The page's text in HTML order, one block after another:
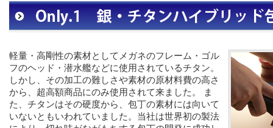
軽量・高剛性の素材としてメガネのフレーム・ゴル
フのヘッド・潜水艦などに使用されているチタン。
しかし、その加工の難しさや素材の原材料費の高さ
から、超高額商品にのみ使用されて来ました。 ま
た、チタンはその硬度から、包丁の素材には向いて
いないともいわれていました。当社は世界初の製法